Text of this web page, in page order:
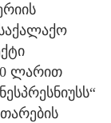
ლარით